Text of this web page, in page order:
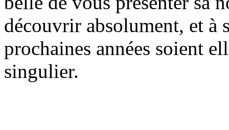
découvrir absolument, et à
prochaines années soient
singulier.